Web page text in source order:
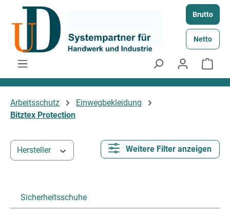
Zum Hauptinhalt springen Brutto
Netto
Arbeitsschutz
Einwegbekleidung
Bitztex Protection
Hersteller Weitere Filter anzeigen
Sicherheitsschuhe